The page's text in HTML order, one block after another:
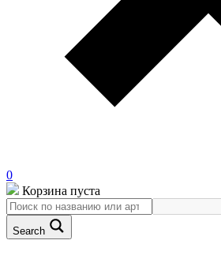
0
Корзина пуста
Search